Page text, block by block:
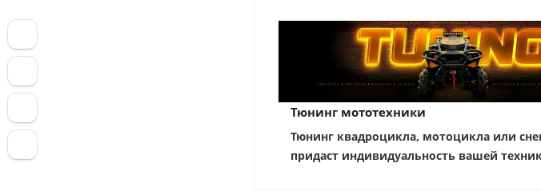
Тюнинг мототехники
Тюнинг квадроцикла, мотоцикла или
придаст индивидуальность вашей